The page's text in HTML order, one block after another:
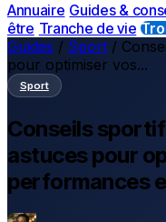
Annuaire Guides &
être Tranche de vie
Guides / Sport /
pour optimiser vos...
Sport
Conseils
astuces pour
performances